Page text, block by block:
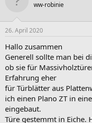
ww-robinie
26. April 2020
Hallo zusammen
Generell sollte man bei
ob sie für
Erfahrung eher
für Türblätter aus
ich einen Plano ZT in
eingebaut.
Türe gestemmt in